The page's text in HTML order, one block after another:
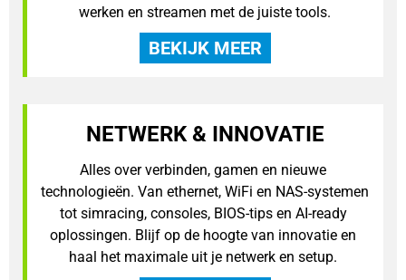
werken en streamen met de juiste tools.
BEKIJK MEER
NETWERK & INNOVATIE
Alles over verbinden, gamen en nieuwe
technologieën. Van ethernet, WiFi en NAS-systemen
tot simracing, consoles, BIOS-tips en AI-ready
oplossingen. Blijf op de hoogte van innovatie en
haal het maximale uit je netwerk en setup.